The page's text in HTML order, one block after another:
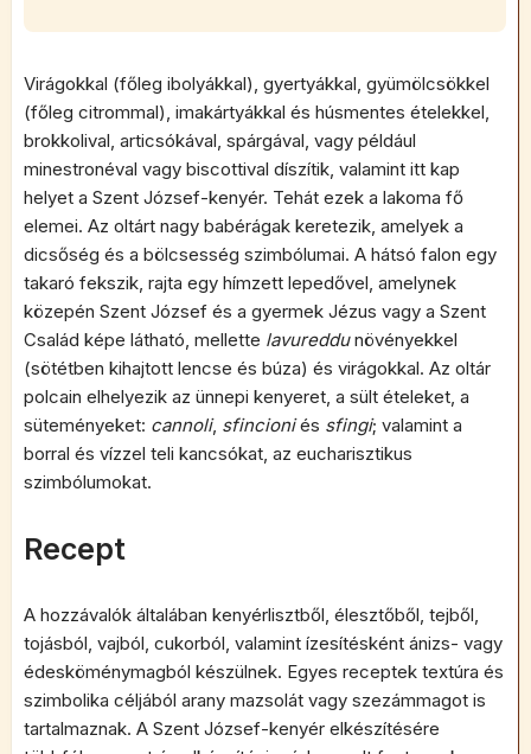
Virágokkal (főleg ibolyákkal), gyertyákkal, gyümölcsökkel
(főleg citrommal), imakártyákkal és húsmentes ételekkel,
brokkolival, articsókával, spárgával, vagy például
minestronéval vagy biscottival díszítik, valamint itt kap
helyet a Szent József-kenyér. Tehát ezek a lakoma fő
elemei. Az oltárt nagy babérágak keretezik, amelyek a
dicsőség és a bölcsesség szimbólumai. A hátsó falon egy
takaró fekszik, rajta egy hímzett lepedővel, amelynek
közepén Szent József és a gyermek Jézus vagy a Szent
Család képe látható, mellette lavureddunövényekkel
(sötétben kihajtott lencse és búza) és virágokkal. Az oltár
polcain elhelyezik az ünnepi kenyeret, a sült ételeket, a
süteményeket: cannoli, sfincioniés sfingi; valamint a
borral és vízzel teli kancsókat, az eucharisztikus
szimbólumokat.
Recept
A hozzávalók általában kenyérlisztből, élesztőből, tejből,
tojásból, vajból, cukorból, valamint ízesítésként ánizs- vagy
édesköménymagból készülnek. Egyes receptek textúra és
szimbolika céljából arany mazsolát vagy szezámmagot is
tartalmaznak. A Szent József-kenyér elkészítésére